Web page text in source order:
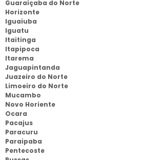
Guaraiçaba do Norte
Horizonte
Iguaiuba
Iguatu
Itaitinga
Itapipoca
Itarema
Jaguapintanda
Juazeiro do Norte
Limoeiro do Norte
Mucambo
Novo Horiente
Ocara
Pacajus
Paracuru
Paraipaba
Pentecoste